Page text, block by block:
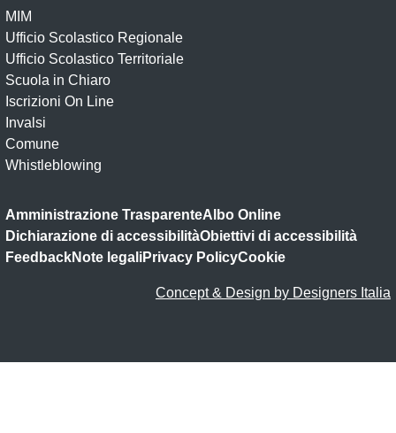
MIM
Ufficio Scolastico Regionale
Ufficio Scolastico Territoriale
Scuola in Chiaro
Iscrizioni On Line
Invalsi
Comune
Whistleblowing
Amministrazione TrasparenteAlbo Online
Dichiarazione di accessibilitàObiettivi di accessibilità
FeedbackNote legaliPrivacy PolicyCookie
Concept & Design by Designers Italia